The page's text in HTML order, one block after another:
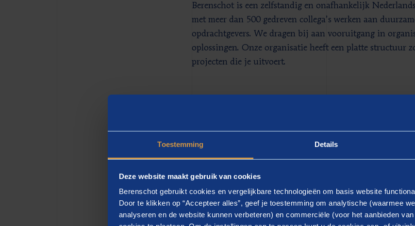
Toestemming Details
Deze website maakt gebruik van cookies
Berenschot gebruikt cookies en vergelijkbare technologieën om basis website
Door te klikken op “Accepteer alles”, geef je toestemming om analytische (waarmee
analyseren en de website kunnen verbeteren) en commerciële (voor het aanbieden
Berenschot is een zelfstandig en onafhankelijk
met meer dan 500 gedreven collega’s werken aan
opdrachtgevers. We dragen bij aan vooruitgang in
oplossingen. Onze organisatie heeft een platte structuur
projecten die je uitvoert.
bestuur en technologie. Dat betekent dat we niet alleen
maar ook hoe digitale systemen en oplossingen in de
veiligheidsdomein. Je werkt voor bestuurders en
maatschappelijke organisaties.